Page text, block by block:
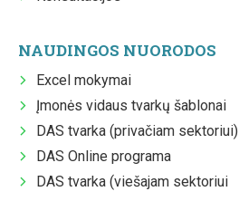
NAUDINGOS NUORODOS
Excel mokymai
Įmonės vidaus tvarkų šablonai
DAS tvarka (privačiam sektoriui)
DAS Online programa
DAS tvarka (viešajam sektoriui